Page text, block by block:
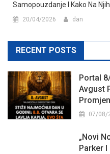
Samopouzdanje I Kako Na
20/04/2026 dan
RECENT POSTS
Portal
Avgust
07/08/
„Novi
Parker